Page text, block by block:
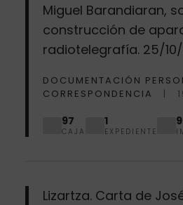
Miguel Barandiaran,
construcción de
radiotelegrafía. 25/10/
DOCUMENTACIÓN
CORRESPONDENCIA
97
CAJA
1
EXPEDIENTE
9
Lizartza. Carta de